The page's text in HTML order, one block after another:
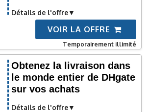
Détails de l'offre
VOIR LA OFFRE
Temporairement illimité
Obtenez la livraison dans
le monde entier de DHgate
sur vos achats
Détails de l'offre